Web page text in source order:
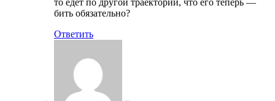
то едет по другой траектории, что его теперь —
бить обязательно?
Ответить